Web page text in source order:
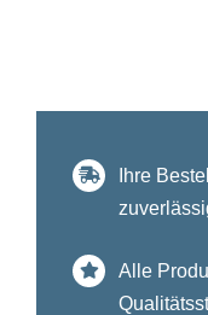
Ihre
Alle